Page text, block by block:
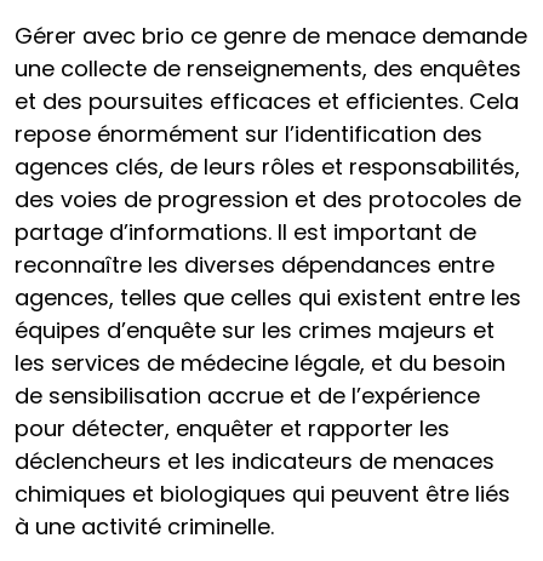
Gérer avec brio ce genre de menace demande
une collecte de renseignements, des enquêtes
et des poursuites efficaces et efficientes. Cela
repose énormément sur l’identification des
agences clés, de leurs rôles et responsabilités,
des voies de progression et des protocoles de
partage d’informations. Il est important de
reconnaître les diverses dépendances entre
agences, telles que celles qui existent entre les
équipes d’enquête sur les crimes majeurs et
les services de médecine légale, et du besoin
de sensibilisation accrue et de l’expérience
pour détecter, enquêter et rapporter les
déclencheurs et les indicateurs de menaces
chimiques et biologiques qui peuvent être liés
à une activité criminelle.